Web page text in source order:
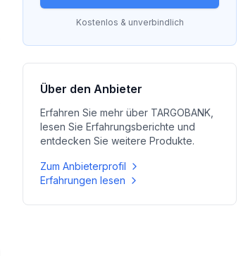
Kostenlos & unverbindlich
Über den Anbieter
Erfahren Sie mehr über TARGOBANK
lesen Sie Erfahrungsberichte und
entdecken Sie weitere Produkte.
Zum Anbieterprofil
Erfahrungen lesen